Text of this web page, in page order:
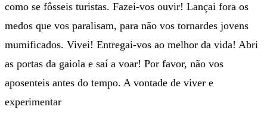
como se fôsseis turistas. Fazei-vos ouvir! Lançai fora os
medos que vos paralisam, para não vos tornardes jovens
mumificados. Vivei! Entregai-vos ao melhor da vida! Abri
as portas da gaiola e saí a voar! Por favor, não vos
aposenteis antes do tempo. A vontade de viver e
experimentar